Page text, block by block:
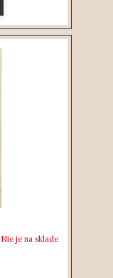
Nie je na sklade